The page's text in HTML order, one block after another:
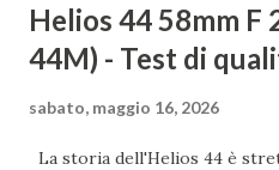
Helios 44 58mm F
44M) - Test di
sabato, maggio 16, 2026
La storia dell'Helios 44 è